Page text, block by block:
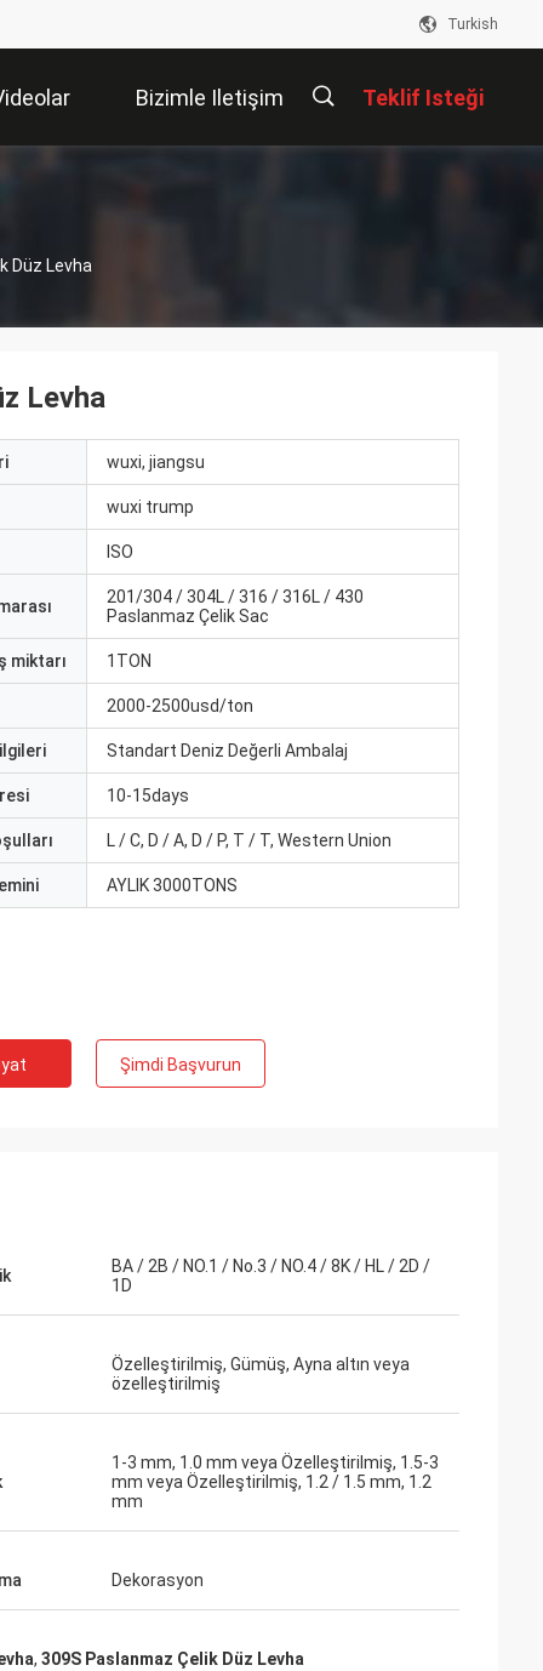
Turkish
Bizimle Iletişim Teklif Isteği
Düz Levha
Levha
wuxi, jiangsu
wuxi trump
ISO
201/304 / 304L / 316 / 316L / 430
Paslanmaz Çelik Sac
miktarı 1TON
2000-2500usd/ton
Standart Deniz Değerli Ambalaj
10-15days
L / C, D / A, D / P, T / T, Western Union
AYLIK 3000TONS
Şimdi Başvurun
BA / 2B / NO.1 / No.3 / NO.4 / 8K / HL / 2D /
1D
Özelleştirilmiş, Gümüş, Ayna altın veya
özelleştirilmiş
1-3 mm, 1.0 mm veya Özelleştirilmiş, 1.5-3
mm veya Özelleştirilmiş, 1.2 / 1.5 mm, 1.2
mm
Dekorasyon
, 309S Paslanmaz Çelik Düz Levha